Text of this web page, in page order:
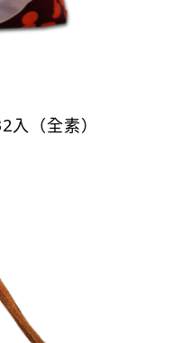
（全素）